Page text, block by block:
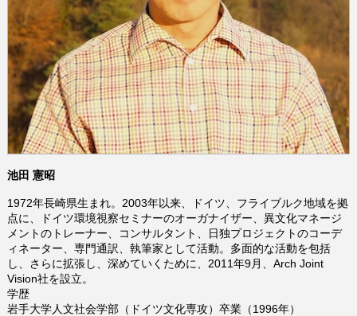
池田 憲昭
1972年長崎県生まれ。2003年以来、ドイツ、フライブルク地域を拠
点に、ドイツ環境視察セミナーのオーガナイザー、異文化マネージ
メントのトレーナー、コンサルタント、日独プロジェクトのコーデ
ィネーター、専門通訳、執筆家として活動。多面的な活動を包括
し、さらに拡張し、深めていくために、2011年9月、Arch Joint
Vision社を設立。
学歴
岩手大学人文社会学部（ドイツ文化専攻）卒業（1996年）